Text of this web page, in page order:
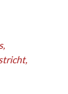
,
,